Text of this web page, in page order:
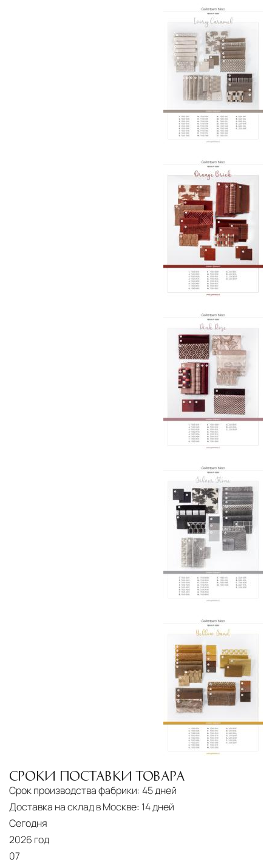
Все международные
поставки застрахованы в соответствии с
международными стандартами. Клиенты могут
выбрать дополнительное страхование для
СРОКИ ПОСТАВКИ ТОВАРА
Срок производства фабрики: 45 дней
Доставка на склад в Москве: 14 дней
Сегодня
2026 год
07